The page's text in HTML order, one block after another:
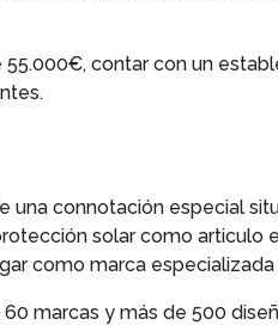
contar con un
connotación especial
solar como articulo
como marca
marcas y más de 500